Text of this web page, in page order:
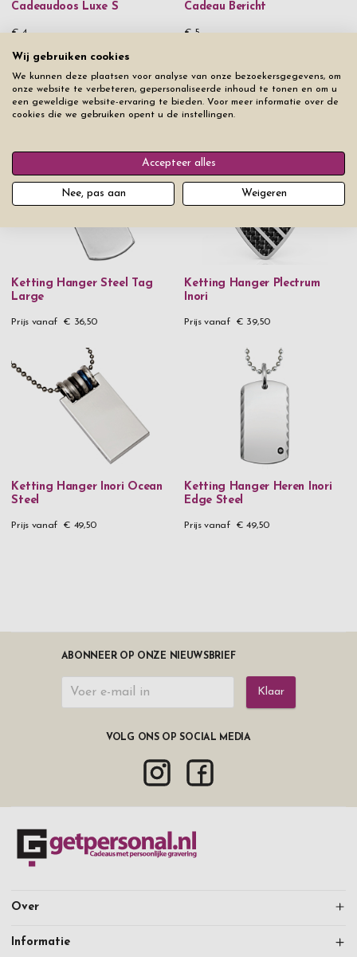
Cadeaudoos Luxe S
€ 4
Cadeau Bericht
€ 5
Uit hetzelfde product assortiment
Ketting Hanger Steel Tag
Large
Prijs vanaf € 36,50
Ketting Hanger Plectrum
Inori
Prijs vanaf € 39,50
Ketting Hanger Inori Ocean
Steel
Prijs vanaf € 49,50
Ketting Hanger Heren Inori
Edge Steel
Prijs vanaf € 49,50
ABONNEER OP ONZE NIEUWSBRIEF
Klaar
VOLG ONS OP SOCIAL MEDIA
Over
Informatie
Wij gebruiken cookies
We kunnen deze plaatsen voor analyse van onze bezoekersgegevens, om
onze website te verbeteren, gepersonaliseerde inhoud te tonen en om u
een geweldige website-ervaring te bieden. Voor meer informatie over de
cookies die we gebruiken opent u de instellingen.
Accepteer alles
Nee, pas aan Weigeren